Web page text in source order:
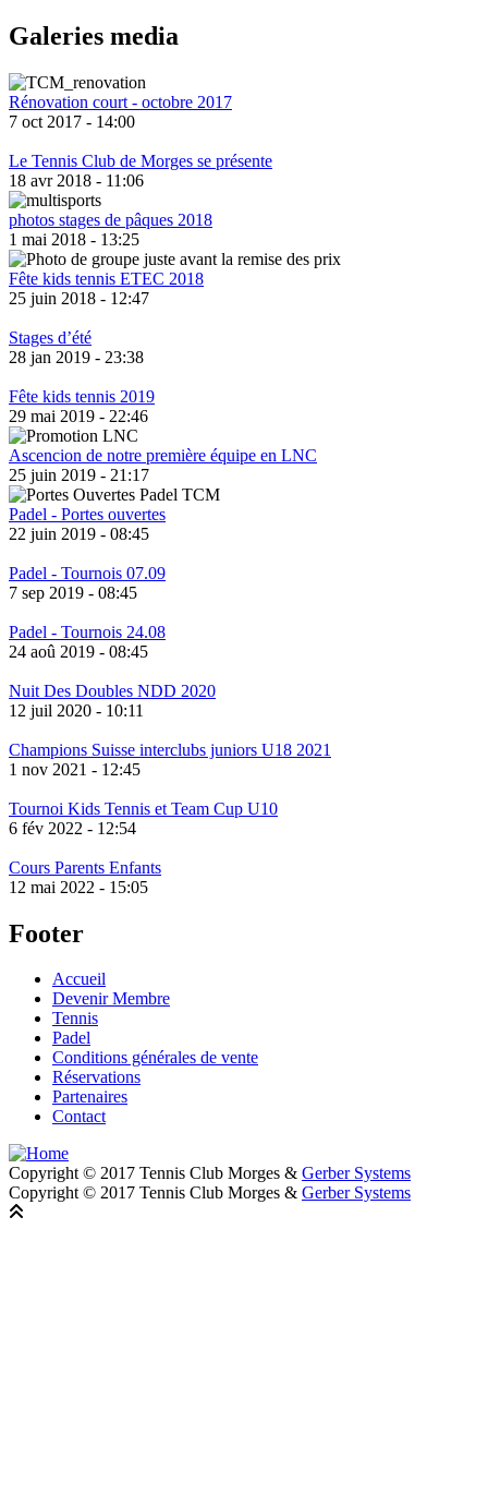
Galeries media
Rénovation court - octobre 2017
7 oct 2017 - 14:00
Le Tennis Club de Morges se présente
18 avr 2018 - 11:06
photos stages de pâques 2018
1 mai 2018 - 13:25
Fête kids tennis ETEC 2018
25 juin 2018 - 12:47
Stages d’été
28 jan 2019 - 23:38
Fête kids tennis 2019
29 mai 2019 - 22:46
Ascencion de notre première équipe en LNC
25 juin 2019 - 21:17
Padel - Portes ouvertes
22 juin 2019 - 08:45
Padel - Tournois 07.09
7 sep 2019 - 08:45
Padel - Tournois 24.08
24 aoû 2019 - 08:45
Nuit Des Doubles NDD 2020
12 juil 2020 - 10:11
Champions Suisse interclubs juniors U18 2021
1 nov 2021 - 12:45
Tournoi Kids Tennis et Team Cup U10
6 fév 2022 - 12:54
Cours Parents Enfants
12 mai 2022 - 15:05
Footer
Accueil
Devenir Membre
Tennis
Padel
Conditions générales de vente
Réservations
Partenaires
Contact
Copyright © 2017 Tennis Club Morges & Gerber Systems
Copyright © 2017 Tennis Club Morges & Gerber Systems